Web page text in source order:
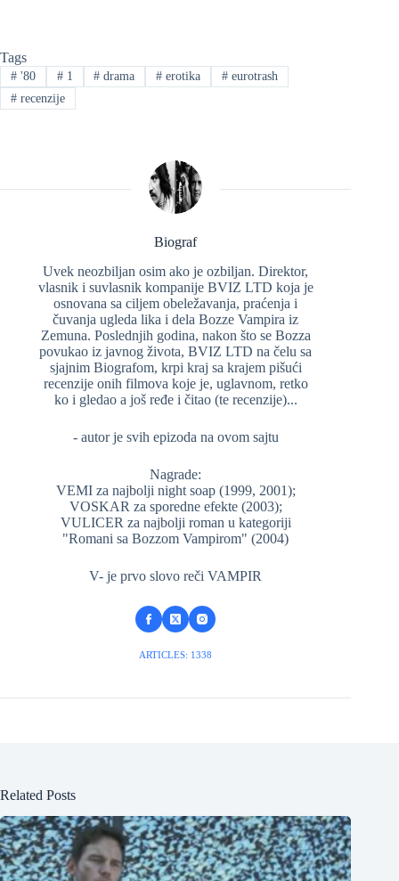
Tags
#'80 #1 # drama # erotika # eurotrash
#recenzije
Biograf
Uvek neozbiljan osim ako je ozbiljan. Direktor,
vlasnik i suvlasnik kompanije BVIZ LTD koja je
osnovana sa ciljem obeležavanja, praćenja i
čuvanja ugleda lika i dela Bozze Vampira iz
Zemuna. Poslednjih godina, nakon što se Bozza
povukao iz javnog života, BVIZ LTD na čelu sa
sjajnim Biografom, krpi kraj sa krajem pišući
recenzije onih filmova koje je, uglavnom, retko
ko i gledao a još ređe i čitao (te recenzije)...
- autor je svih epizoda na ovom sajtu
Nagrade:
VEMI za najbolji night soap (1999, 2001);
VOSKAR za sporedne efekte (2003);
VULICER za najbolji roman u kategoriji
"Romani sa Bozzom Vampirom" (2004)
V- je prvo slovo reči VAMPIR
ARTICLES: 1338
Related Posts